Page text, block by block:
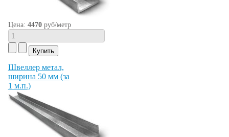
Цена: 4470руб/метр
Швеллер метал,
ширина 50 мм (за
1 м.п.)